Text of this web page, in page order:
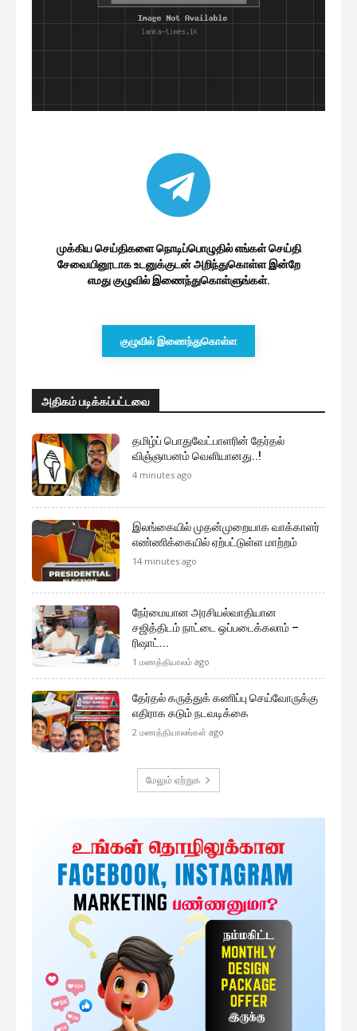
முக்கிய செய்திகளை நொடிப்பொழுதில் எங்கள் செய்தி
சேவையினூடாக உடனுக்குடன் அறிந்துகொள்ள இன்றே
எமது குழுவில் இணைந்துகொள்ளுங்கள்.
குழுவில் இணைந்துகொள்ள
அதிகம் படிக்கப்பட்டவை
தமிழ்ப் பொதுவேட்பாளரின் தேர்தல்
விஞ்ஞாபனம் வெளியானது..!
4 minutes ago
இலங்கையில் முதன்முறையாக வாக்காளர்
எண்ணிக்கையில் ஏற்பட்டுள்ள மாற்றம்
14 minutes ago
நேர்மையான அரசியல்வாதியான
சஜித்திடம் நாட்டை ஒப்படைக்கலாம் –
ரிஷாட்...
1 மணத்தியாலம் ago
தேர்தல் கருத்துக் கணிப்பு செய்வோருக்கு
எதிராக கடும் நடவடிக்கை
2 மணத்தியாலங்கள் ago
மேலும் ஏற்றுக